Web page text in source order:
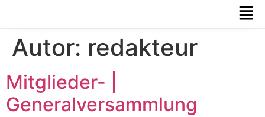
Autor: redakteur
Mitglieder- |
Generalversammlung